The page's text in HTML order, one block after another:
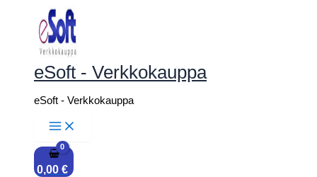
sisältöön
eSoft - Verkkokauppa
eSoft - Verkkokauppa
0,00 €